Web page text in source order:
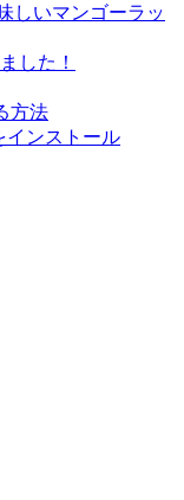
しいマンゴーラッ
した！
方法
インストール